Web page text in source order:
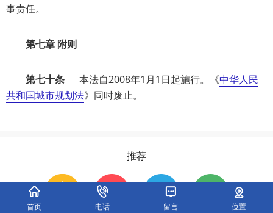
事责任。
第七章 附则
第七十条 本法自2008年1月1日起施行。《中华人民
共和国城市规划法》同时废止。
推荐
首页 电话 留言 位置